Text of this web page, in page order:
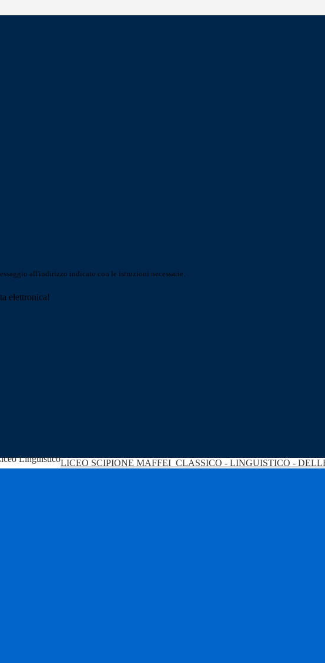
all'indirizzo indicato con le istruzioni necessarie.
elettronica!
LICEO SCIPIONE MAFFEI CLASSICO - LINGUISTICO -